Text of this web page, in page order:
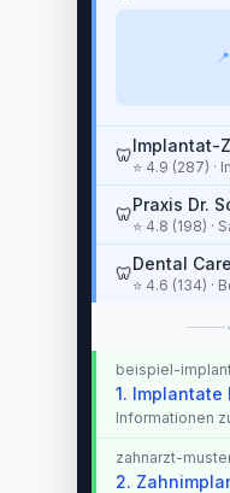
🦷Implantat-
⭐ 4.9 (287) ·
🦷Praxis Dr.
⭐ 4.8 (198) ·
🦷Dental
⭐ 4.6 (134) ·
beispiel-
1.
Informationen
zahnarzt-
2.